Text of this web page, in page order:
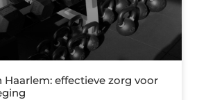
Haarlem: effectieve zorg voor